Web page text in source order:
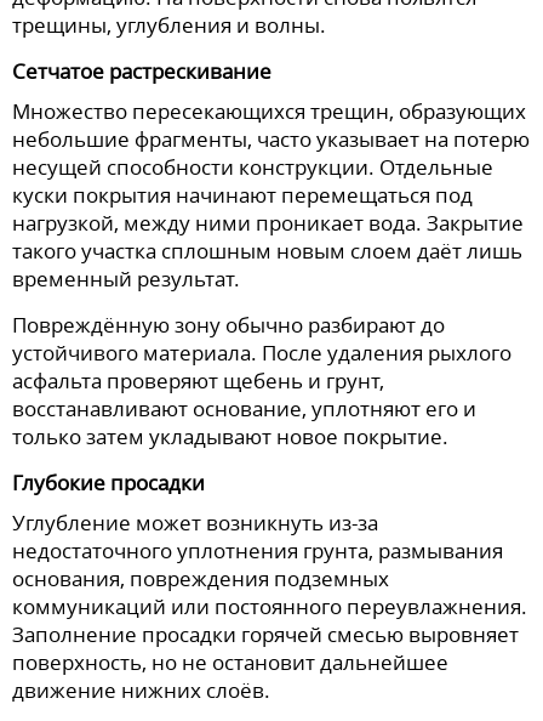
трещины, углубления и волны.
Сетчатое растрескивание
Множество пересекающихся трещин, образующих
небольшие фрагменты, часто указывает на потерю
несущей способности конструкции. Отдельные
куски покрытия начинают перемещаться под
нагрузкой, между ними проникает вода. Закрытие
такого участка сплошным новым слоем даёт лишь
временный результат.
Повреждённую зону обычно разбирают до
устойчивого материала. После удаления рыхлого
асфальта проверяют щебень и грунт,
восстанавливают основание, уплотняют его и
только затем укладывают новое покрытие.
Глубокие просадки
Углубление может возникнуть из-за
недостаточного уплотнения грунта, размывания
основания, повреждения подземных
коммуникаций или постоянного переувлажнения.
Заполнение просадки горячей смесью выровняет
поверхность, но не остановит дальнейшее
движение нижних слоёв.